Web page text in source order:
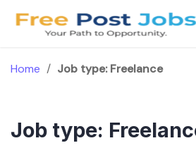
Home / Job type:Freelance
Job type: